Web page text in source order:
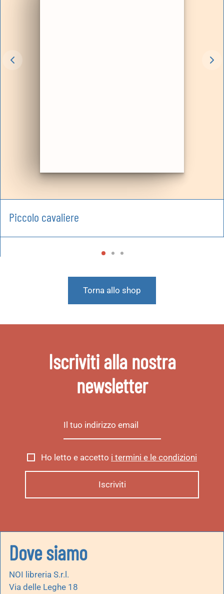
Piccolo cavaliere
Torna allo shop
Iscriviti alla nostra
newsletter
Ho letto e accetto i termini e le condizioni
Dove siamo
NOI libreria S.r.l.
Via delle Leghe 18